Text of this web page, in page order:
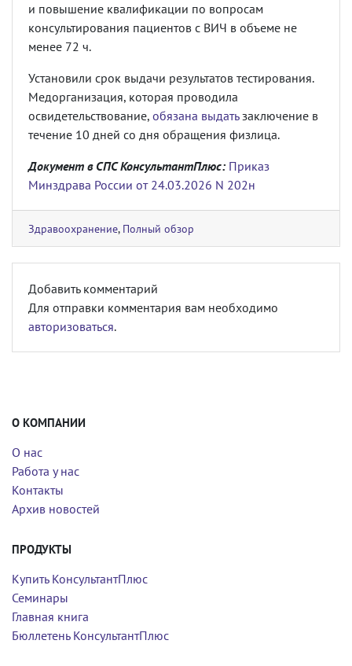
и повышение квалификации по вопросам
консультирования пациентов с ВИЧ в объеме не
менее 72 ч.
Установили срок выдачи результатов тестирования.
Медорганизация, которая проводила
освидетельствование, обязана выдатьзаключение в
течение 10 дней со дня обращения физлица.
Документ в СПС КонсультантПлюс: Приказ
Минздрава России от 24.03.2026 N 202н
Здравоохранение, Полный обзор
Добавить комментарий
Для отправки комментария вам необходимо
авторизоваться.
О КОМПАНИИ
О нас
Работа у нас
Контакты
Архив новостей
ПРОДУКТЫ
Купить КонсультантПлюс
Семинары
Главная книга
Бюллетень КонсультантПлюс